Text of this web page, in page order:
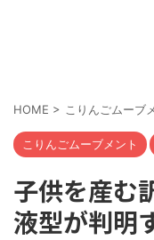
HOME > こりんごムーブ
こりんごムーブメント
子供を産む
液型が判明